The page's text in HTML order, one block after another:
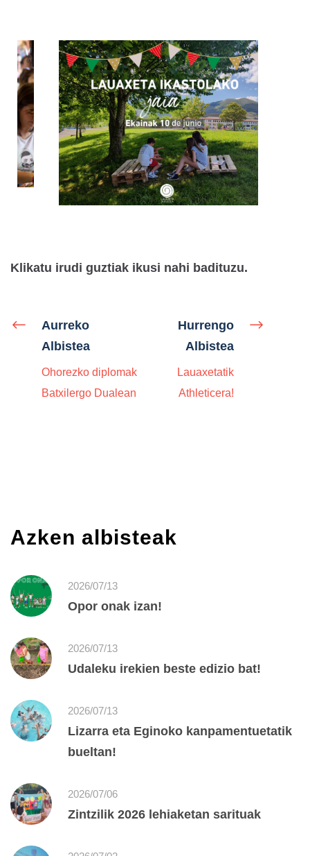
Klikatu irudi guztiak ikusi nahi badituzu.
Aurreko
Albistea
Ohorezko diplomak
Batxilergo Dualean
Hurrengo
Albistea
Lauaxetatik
Athleticera!
Azken albisteak
2026/07/13
Opor onak izan!
2026/07/13
Udaleku irekien beste edizio bat!
2026/07/13
Lizarra eta Eginoko kanpamentuetatik
bueltan!
2026/07/06
Zintzilik 2026 lehiaketan sarituak